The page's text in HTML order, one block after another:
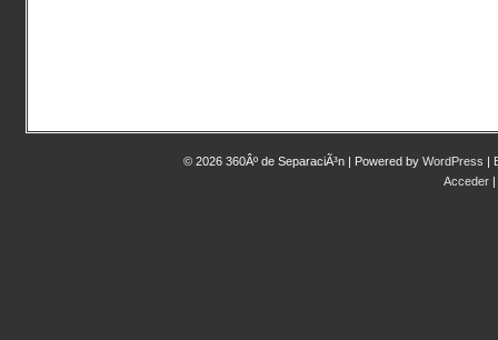
© 2026 360Âº de SeparaciÃ³n | Powered by WordPress |
Acceder